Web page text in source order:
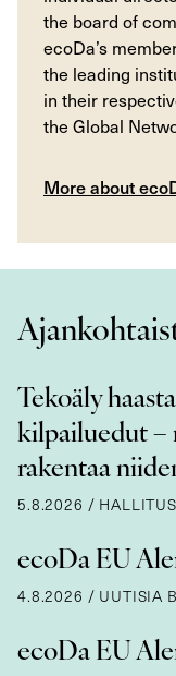
the board of
ecoDa’s
the leading
in their
the Global
More about
Tekoäly
kilpailuedut –
rakentaa
5.8.2026 /
ecoDa EU
4.8.2026 / UUTISIA
ecoDa EU